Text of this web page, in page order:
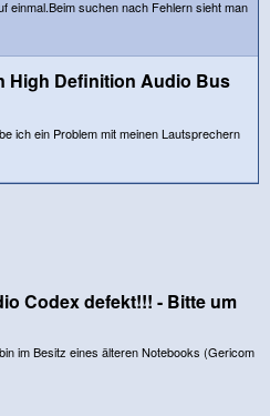
einmal.Beim suchen nach Fehlern sieht man
High Definition Audio Bus
ich ein Problem mit meinen Lautsprechern
Codex defekt!!! - Bitte um
im Besitz eines älteren Notebooks (Gericom